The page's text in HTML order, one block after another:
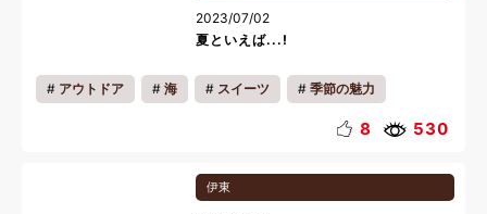
2023/07/02
夏といえば...!
アウトドア 海 スイーツ 季節の魅力
8 530
伊東